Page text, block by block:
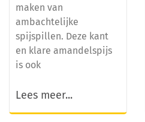
maken van
ambachtelijke
spijspillen. Deze kant
en klare amandelspijs
is ook
Lees meer...